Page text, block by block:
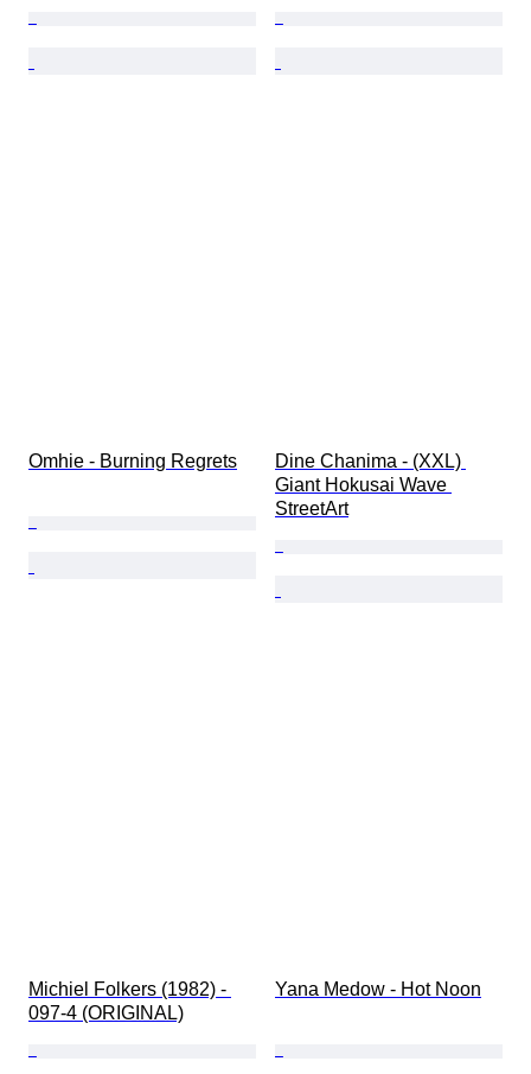
Omhie - Burning Regrets
Dine Chanima - (XXL)
Giant Hokusai Wave
StreetArt
Michiel Folkers (1982) -
097-4 (ORIGINAL)
Yana Medow - Hot Noon